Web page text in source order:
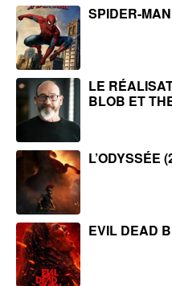
SPIDER-
LE
BLOB ET
L’ODYSSÉE
EVIL DEAD